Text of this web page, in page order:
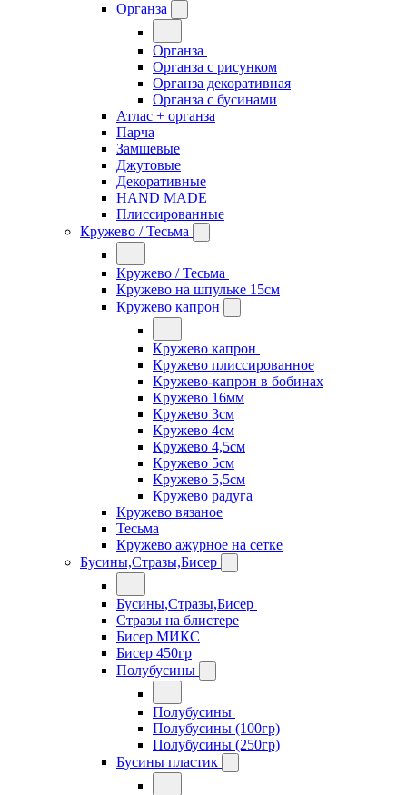
Органза
Органза
Органза с рисунком
Органза декоративная
Органза с бусинами
Атлас + органза
Парча
Замшевые
Джутовые
Декоративные
HAND MADE
Плиссированные
Кружево / Тесьма
Кружево / Тесьма
Кружево на шпульке 15см
Кружево капрон
Кружево капрон
Кружево плиссированное
Кружево-капрон в бобинах
Кружево 16мм
Кружево 3см
Кружево 4см
Кружево 4,5см
Кружево 5см
Кружево 5,5см
Кружево радуга
Кружево вязаное
Тесьма
Кружево ажурное на сетке
Бусины,Стразы,Бисер
Бусины,Стразы,Бисер
Стразы на блистере
Бисер МИКС
Бисер 450гр
Полубусины
Полубусины
Полубусины (100гр)
Полубусины (250гр)
Бусины пластик